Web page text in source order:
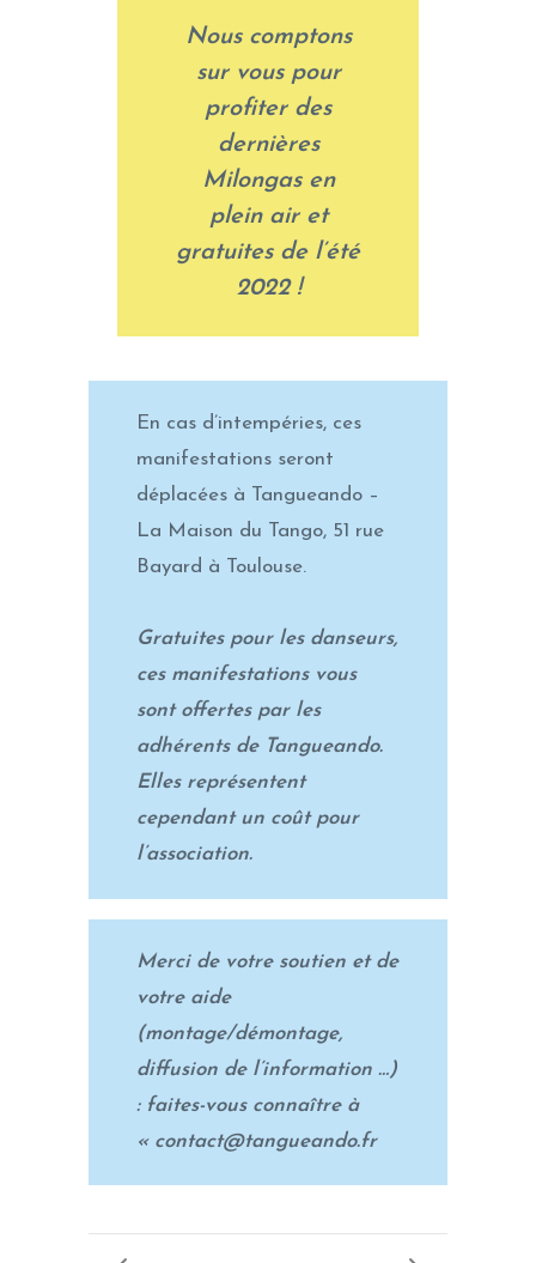
Nous comptons
sur vous pour
profiter des
dernières
Milongas en
plein air et
gratuites de l’été
2022 !
En cas d’intempéries, ces
manifestations seront
déplacées à Tangueando –
La Maison du Tango, 51 rue
Bayard à Toulouse.
Gratuites pour les danseurs,
ces manifestations vous
sont offertes par les
adhérents de Tangueando.
Elles représentent
cependant un coût pour
l’association.
Merci de votre soutien et de
votre aide
(montage/démontage,
diffusion de l’information …)
: faites-vous connaître à
« contact@tangueando.fr